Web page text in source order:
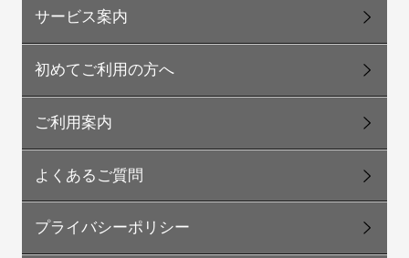
サービス案内
初めてご利用の方へ
ご利用案内
よくあるご質問
プライバシーポリシー